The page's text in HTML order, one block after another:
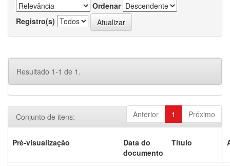
Ordenar
Registro(s)
Resultado 1-1 de 1.
Anterior 1 Próximo
Conjunto de itens:
Pré-visualização
Data do
documento
Título